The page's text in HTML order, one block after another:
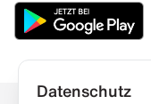
Datenschutz